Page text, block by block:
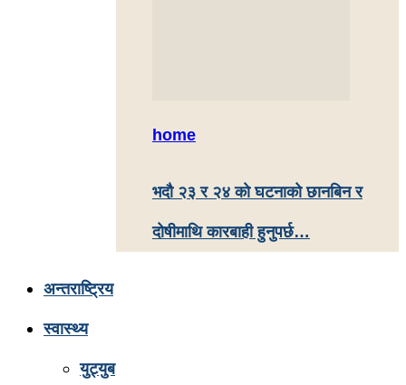
home
भदौ २३ र २४ काे घटनाको छानबिन र
दोषीमाथि कारबाही हुनुपर्छ…
अन्तराष्ट्रिय
स्वास्थ्य
युट्युब